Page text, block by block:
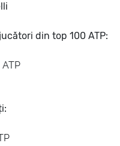
din top 100 ATP: